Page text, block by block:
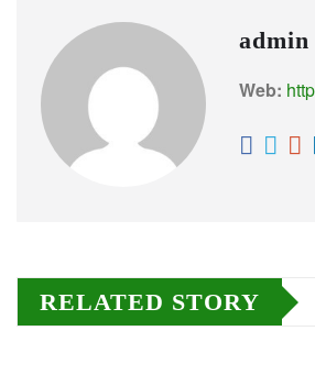
admin
Web:
RELATED STORY